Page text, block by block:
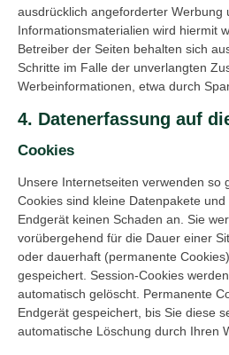
ausdrücklich angeforderter Werbung
Informationsmaterialien wird hiermit
Betreiber der Seiten behalten sich
Schritte im Falle der unverlangten
Werbeinformationen, etwa durch
4. Datenerfassung auf
Cookies
Unsere Internetseiten verwenden so
Cookies sind kleine Datenpakete
Endgerät keinen Schaden an. Sie
vorübergehend für die Dauer einer
oder dauerhaft (permanente
gespeichert. Session-Cookies
automatisch gelöscht. Permanente
Endgerät gespeichert, bis Sie diese
automatische Löschung durch Ihren